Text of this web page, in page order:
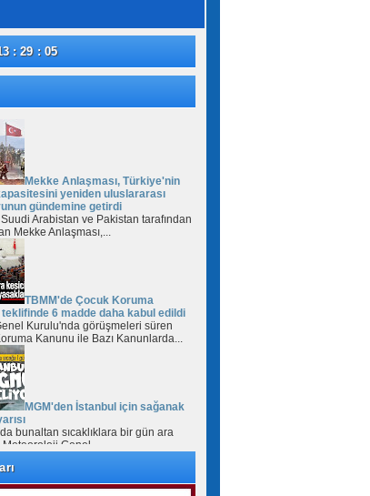
: 29 : 07
Mekke Anlaşması, Türkiye'nin
yeniden uluslararası
gündemine getirdi
Arabistan ve Pakistan tarafından
Mekke Anlaşması,...
TBMM'de Çocuk Koruma
6 madde daha kabul edildi
Kurulu'nda görüşmeleri süren
Kanunu ile Bazı Kanunlarda...
MGM'den İstanbul için sağanak
bunaltan sıcaklıklara bir gün ara
Genel...